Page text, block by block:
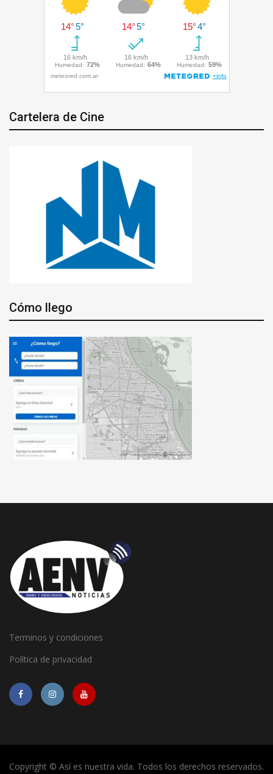
Cartelera de Cine
Cómo llego
Terminos y condiciones
Política de privacidad
Copyright © Así es nuestra vida. Todos los derechos reservados.